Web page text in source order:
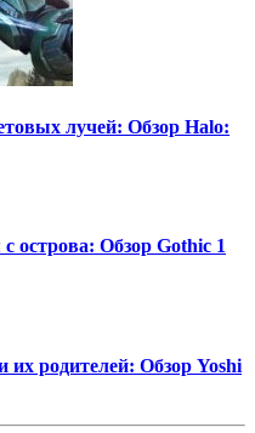
лучей: Обзор Halo:
острова: Обзор Gothic 1
их родителей: Обзор Yoshi